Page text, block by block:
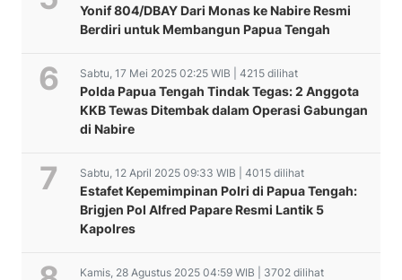
Yonif 804/DBAY Dari Monas ke Nabire Resmi
Berdiri untuk Membangun Papua Tengah
Sabtu, 17 Mei 2025 02:25 WIB | 4215 dilihat
Polda Papua Tengah Tindak Tegas: 2 Anggota
KKB Tewas Ditembak dalam Operasi Gabungan
di Nabire
Sabtu, 12 April 2025 09:33 WIB | 4015 dilihat
Estafet Kepemimpinan Polri di Papua Tengah:
Brigjen Pol Alfred Papare Resmi Lantik 5
Kapolres
Kamis, 28 Agustus 2025 04:59 WIB | 3702 dilihat